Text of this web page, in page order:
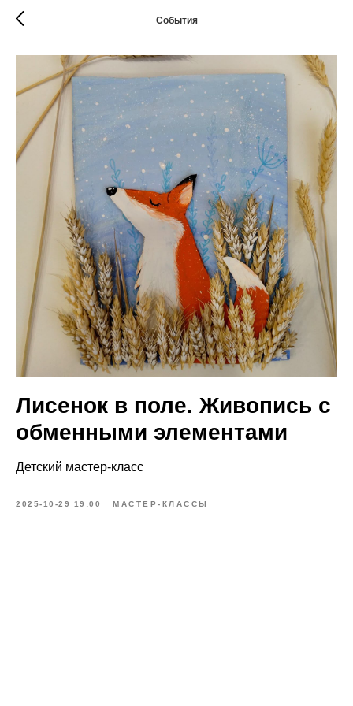
События
Лисенок в поле. Живопись с
обменными элементами
Детский мастер-класс
2025-10-29 19:00 МАСТЕР-КЛАССЫ